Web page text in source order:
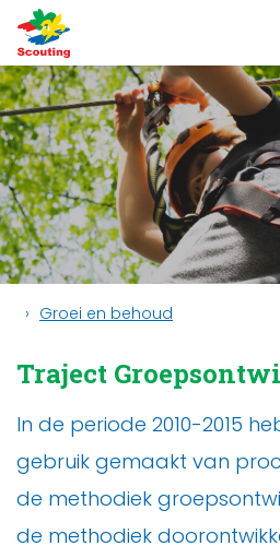
Groei en behoud
Traject
In de periode 2010-2015
gebruik gemaakt van
de methodiek
de methodiek